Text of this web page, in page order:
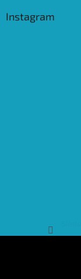
Instagram